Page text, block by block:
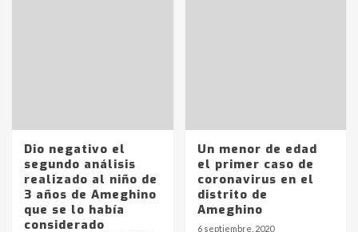
Dio negativo el
segundo análisis
realizado al niño de
3 años de Ameghino
que se lo había
considerado
Un menor de edad
el primer caso de
coronavirus en el
distrito de
Ameghino
6 septiembre, 2020